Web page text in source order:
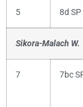
5 8d
Sikora-Malach W.
7 7bc